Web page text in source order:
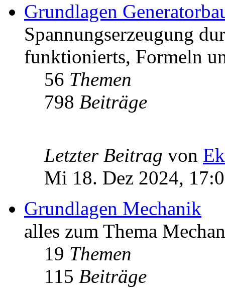
Grundlagen
Spannungserzeugung
funktionierts, Formeln
56 Themen
798 Beiträge
Letzter Beitrag von
Mi 18. Dez 2024,
Grundlagen Mechanik
alles zum Thema
19 Themen
115 Beiträge